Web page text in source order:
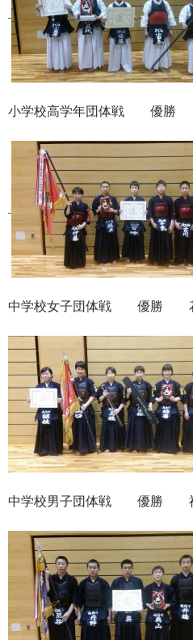
小学校高学年団体戦 優勝
中学校女子団体戦 優勝
中学校男子団体戦 優勝 福